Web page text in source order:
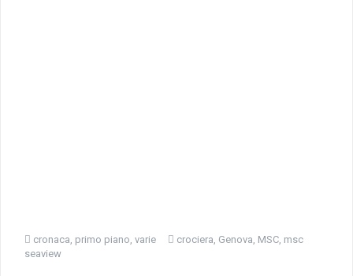
cronaca, primo piano, varie crociera, Genova, MSC, msc
seaview